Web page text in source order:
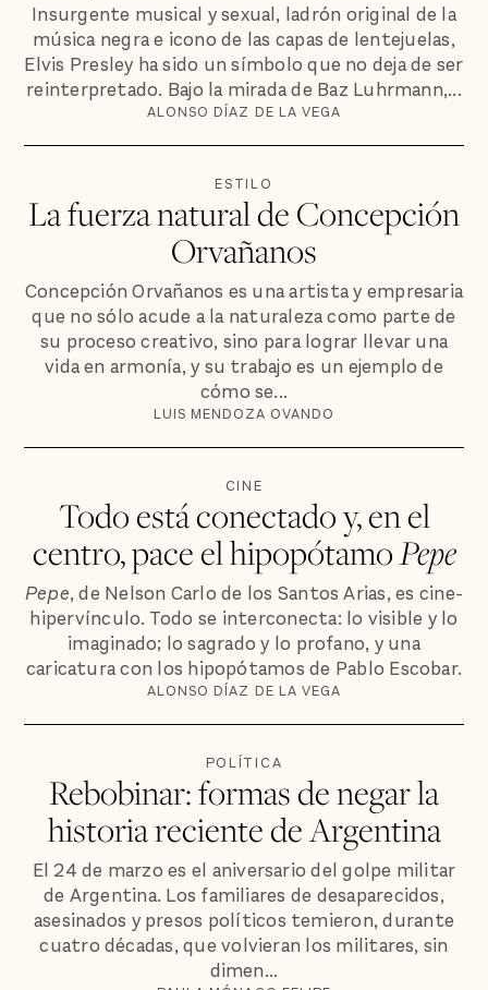
Insurgente musical y sexual, ladrón original de la
música negra e icono de las capas de lentejuelas,
Elvis Presley ha sido un símbolo que no deja de ser
reinterpretado. Bajo la mirada de Baz Luhrmann,...
ALONSO DÍAZ DE LA VEGA
ESTILO
La fuerza natural de Concepción
Orvañanos
Concepción Orvañanos es una artista y empresaria
que no sólo acude a la naturaleza como parte de
su proceso creativo, sino para lograr llevar una
vida en armonía, y su trabajo es un ejemplo de
cómo se...
LUIS MENDOZA OVANDO
CINE
Todo está conectado y, en el
centro, pace el hipopótamoPepe
Pepe, de Nelson Carlo de los Santos Arias, es cine-
hipervínculo. Todo se interconecta: lo visible y lo
imaginado; lo sagrado y lo profano, y una
caricatura con los hipopótamos de Pablo Escobar.
ALONSO DÍAZ DE LA VEGA
POLÍTICA
Rebobinar: formas de negar la
historia reciente de Argentina
El 24 de marzo es el aniversario del golpe militar
de Argentina. Los familiares de desaparecidos,
asesinados y presos políticos temieron, durante
cuatro décadas, que volvieran los militares, sin
dimen...